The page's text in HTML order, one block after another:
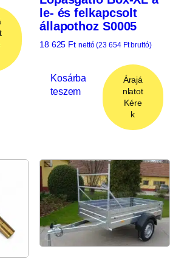
le- és felkapcsolt
állapothoz S0005
18 625 Ft nettó (23 654 Ftbruttó)
Kosárba
teszem
Árajá
nlatot
Kére
k